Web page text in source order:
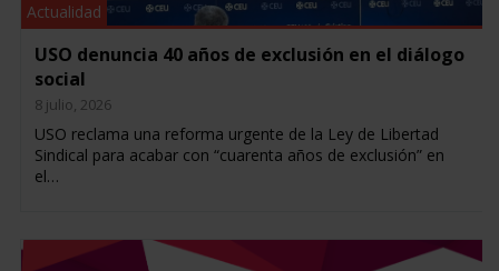
Actualidad
USO denuncia 40 años de exclusión en el diálogo
social
8 julio, 2026
USO reclama una reforma urgente de la Ley de Libertad
Sindical para acabar con “cuarenta años de exclusión” en
el…